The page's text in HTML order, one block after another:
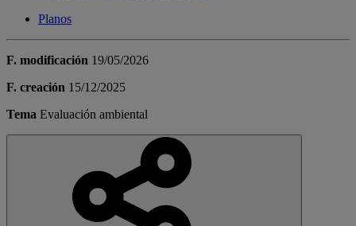
Planos
F. modificación 19/05/2026
F. creación 15/12/2025
Tema Evaluación ambiental